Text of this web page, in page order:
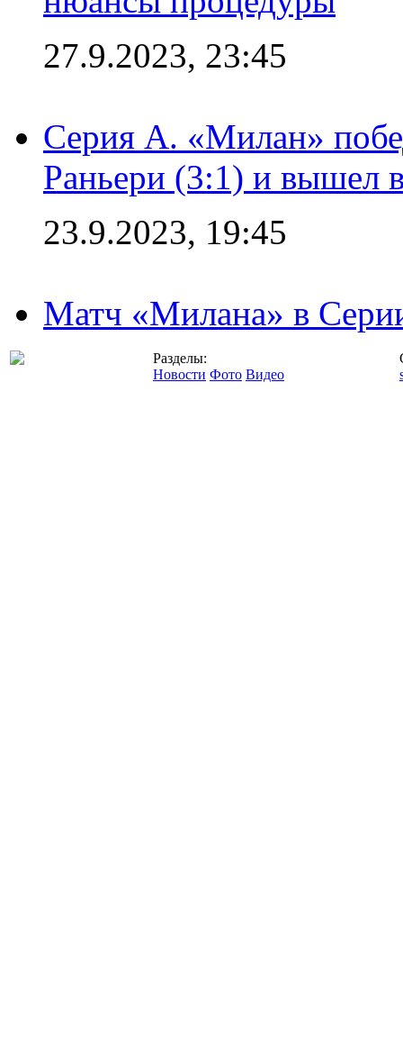
27.9.2023, 23:45
Серия А. «Милан»
Раньери (3:1) и вышел
23.9.2023, 19:45
Матч «Милана» в
Разделы:
Новости Фото Видео